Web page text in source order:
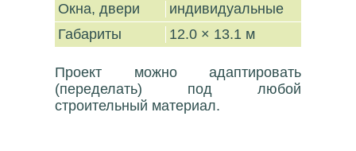
Окна, двери
индивидуальные
Габариты
12.0 × 13.1 м
Проект можно адаптировать
(переделать) под любой
строительный материал.